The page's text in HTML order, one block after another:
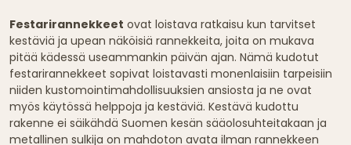
Festarirannekkeet ovat loistava ratkaisu kun tarvitset
kestäviä ja upean näköisiä rannekkeita, joita on mukava
pitää kädessä useammankin päivän ajan. Nämä kudotut
festarirannekkeet sopivat loistavasti monenlaisiin tarpeisiin
niiden kustomointimahdollisuuksien ansiosta ja ne ovat
myös käytössä helppoja ja kestäviä. Kestävä kudottu
rakenne ei säikähdä Suomen kesän sääolosuhteitakaan ja
metallinen sulkija on mahdoton avata ilman rannekkeen